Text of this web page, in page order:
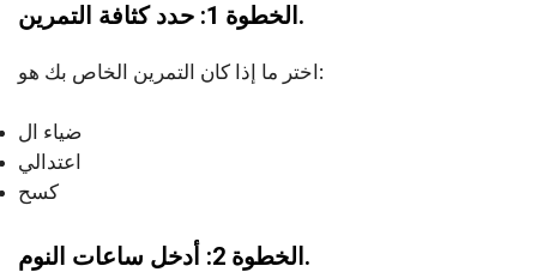
الخطوة 1: حدد كثافة التمرين.
اختر ما إذا كان التمرين الخاص بك هو:
ضياء ال
اعتدالي
كسح
الخطوة 2: أدخل ساعات النوم.